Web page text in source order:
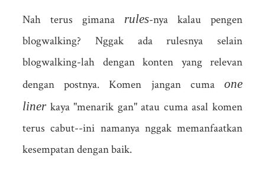
Nah terus gimana rules-nya kalau pengen
blogwalking? Nggak ada rulesnya selain
blogwalking-lah dengan konten yang relevan
dengan postnya. Komen jangan cuma one
linerkaya "menarik gan" atau cuma asal komen
terus cabut--ini namanya nggak memanfaatkan
kesempatan dengan baik.